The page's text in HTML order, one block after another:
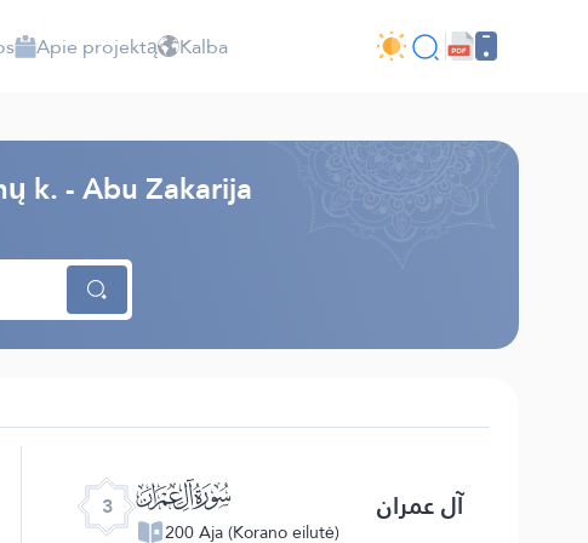
Apie projektą Kalba
k. - Abu Zakarija
3 ﮏ
200 Aja (Korano eilutė)
آل عمران